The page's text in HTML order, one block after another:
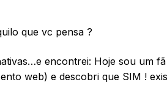
que vc pensa ?
encontrei: Hoje sou um
web) e descobri que SIM !